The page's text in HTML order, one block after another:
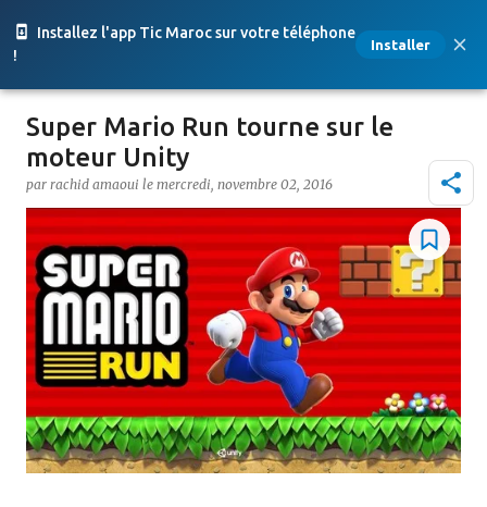
Installez l'app Tic Maroc sur votre téléphone
!
Installer
Accéder au contenu principal
Super Mario Run tourne sur le
moteur Unity
par rachid amaoui le mercredi, novembre 02, 2016